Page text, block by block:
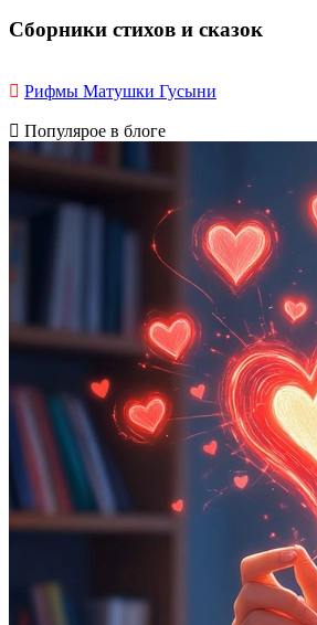
Сборники стихов и сказок
Рифмы Матушки Гусыни
Популярое в блоге